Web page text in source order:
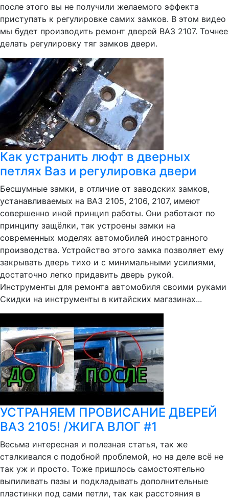
после этого вы не получили желаемого эффекта
приступать к регулировке самих замков. В этом видео
мы будет производить ремонт дверей ВАЗ 2107. Точнее
делать регулировку тяг замков двери.
Как устранить люфт в дверных
петлях Ваз и регулировка двери
Бесшумные замки, в отличие от заводских замков,
устанавливаемых на ВАЗ 2105, 2106, 2107, имеют
совершенно иной принцип работы. Они работают по
принципу защёлки, так устроены замки на
современных моделях автомобилей иностранного
производства. Устройство этого замка позволяет ему
закрывать дверь тихо и с минимальными усилиями,
достаточно легко придавить дверь рукой.
Инструменты для ремонта автомобиля своими руками
Скидки на инструменты в китайских магазинах...
УСТРАНЯЕМ ПРОВИСАНИЕ ДВЕРЕЙ
ВАЗ 2105! /ЖИГА ВЛОГ #1
Весьма интересная и полезная статья, так же
сталкивался с подобной проблемой, но на деле всё не
так уж и просто. Тоже пришлось самостоятельно
выпиливать пазы и подкладывать дополнительные
пластинки под сами петли, так как расстояния в